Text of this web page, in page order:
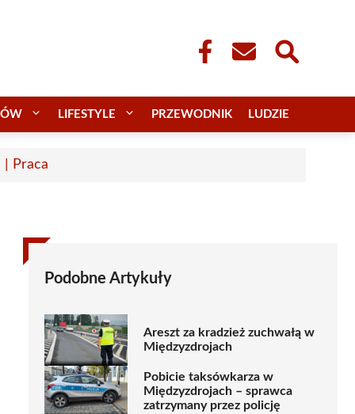
LIFESTYLE PRZEWODNIK LUDZIE
| Praca
Podobne Artykuły
Areszt za kradzież zuchwałą w
Międzyzdrojach
Pobicie taksówkarza w
Międzyzdrojach – sprawca
zatrzymany przez policję